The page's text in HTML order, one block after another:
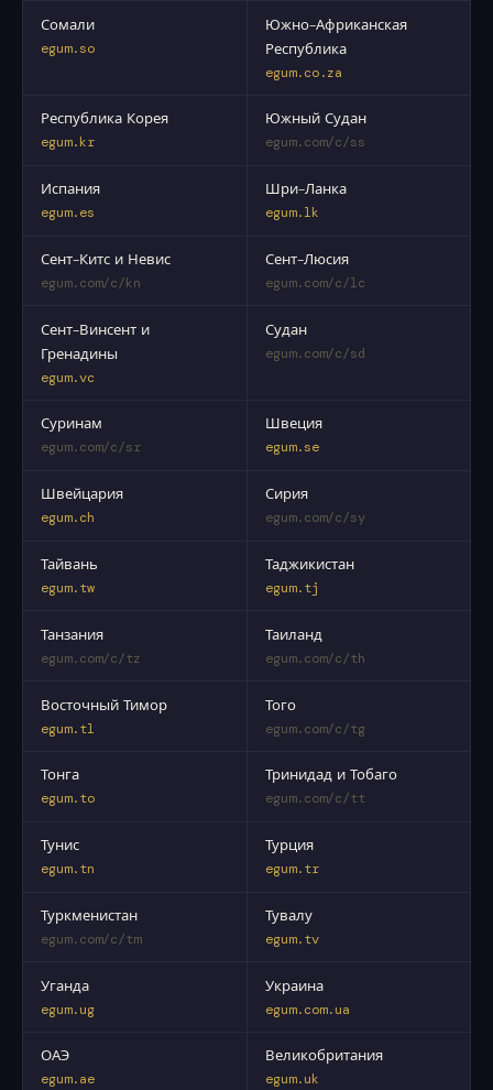
Сомали
egum.so
Южно-Африканская
Республика
egum.co.za
Республика Корея
egum.kr
Южный Судан
egum.com/c/ss
Испания
egum.es
Шри-Ланка
egum.lk
Сент-Китс и Невис
egum.com/c/kn
Сент-Люсия
egum.com/c/lc
Сент-Винсент и
Гренадины
egum.vc
Судан
egum.com/c/sd
Суринам
egum.com/c/sr
Швеция
egum.se
Швейцария
egum.ch
Сирия
egum.com/c/sy
Тайвань
egum.tw
Таджикистан
egum.tj
Танзания
egum.com/c/tz
Таиланд
egum.com/c/th
Восточный Тимор
egum.tl
Того
egum.com/c/tg
Тонга
egum.to
Тринидад и Тобаго
egum.com/c/tt
Тунис
egum.tn
Турция
egum.tr
Туркменистан
egum.com/c/tm
Тувалу
egum.tv
Уганда
egum.ug
Украина
egum.com.ua
ОАЭ
egum.ae
Великобритания
egum.uk